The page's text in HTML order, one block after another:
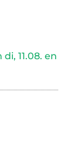
11.08. en